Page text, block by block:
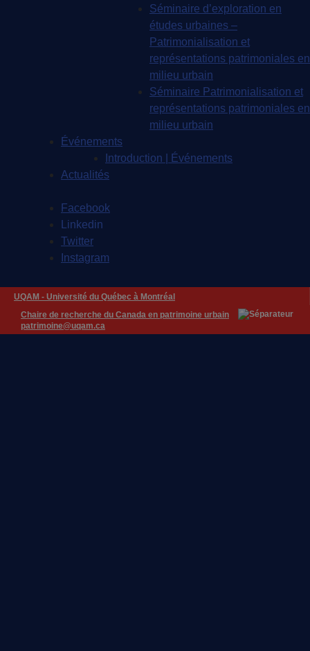
Séminaire d’exploration en
études urbaines –
Patrimonialisation et
représentations patrimoniales en
milieu urbain
Séminaire Patrimonialisation et
représentations patrimoniales en
milieu urbain
Événements
Introduction | Événements
Actualités
Facebook
Linkedin
Twitter
Instagram
UQAM - Université du Québec à Montréal
Chaire de recherche du Canada en patrimoine urbain
patrimoine@uqam.ca